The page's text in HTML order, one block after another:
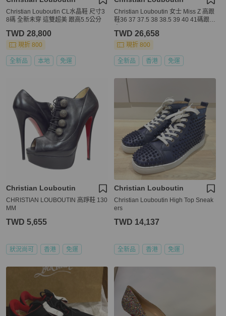
Christian Louboutin CL水晶鞋 尺寸3
8碼 全新未穿 這雙超美 跟高5.5公分
TWD 28,800
現折 800
全新品 本地 免運
Christian Louboutin 女士 Miss Z 高跟
鞋36 37 37.5 38 38.5 39 40 41碼跟
TWD 26,658
現折 800
全新品 香港 免運
Christian Louboutin
CHRISTIAN LOUBOUTIN 高踭鞋 130
MM
TWD 5,655
狀況尚可 香港 免運
Christian Louboutin
Christian Louboutin High Top Sneak
ers
TWD 14,137
全新品 香港 免運